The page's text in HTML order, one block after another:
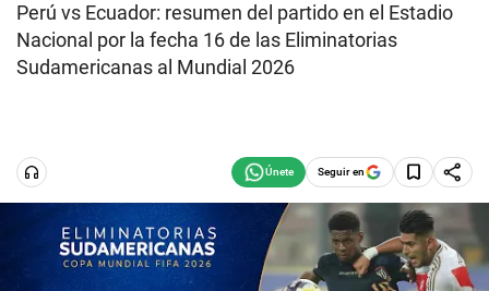
Perú vs Ecuador: resumen del partido en el Estadio
Nacional por la fecha 16 de las Eliminatorias
Sudamericanas al Mundial 2026
Seguir en